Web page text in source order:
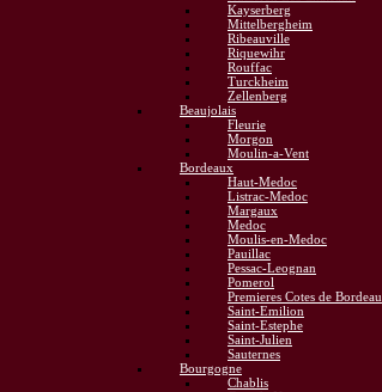
Kayserberg
Mittelbergheim
Ribeauville
Riquewihr
Rouffac
Turckheim
Zellenberg
Beaujolais
Fleurie
Morgon
Moulin-a-Vent
Bordeaux
Haut-Medoc
Listrac-Medoc
Margaux
Medoc
Moulis-en-Medoc
Pauillac
Pessac-Leognan
Pomerol
Premieres Cotes de Bordeau
Saint-Emilion
Saint-Estephe
Saint-Julien
Sauternes
Bourgogne
Chablis